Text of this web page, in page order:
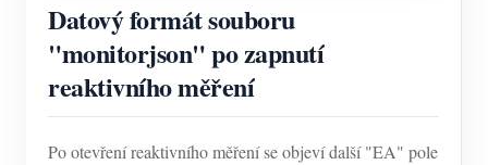
Datový formát souboru
"monitorjson" po zapnutí
reaktivního měření
Po otevření reaktivního měření se objeví další "EA" pole